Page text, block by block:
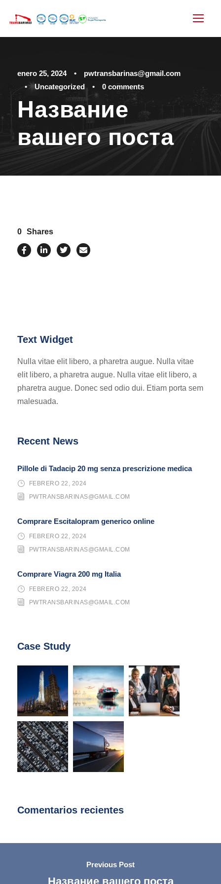
enero 25, 2024 •
pwtransbarinas@gmail.com
•
Uncategorized • 0 comments
Название
вашего поста
0 Shares
Text Widget
Nulla vitae elit libero, a pharetra augue. Nulla vitae
elit libero, a pharetra augue. Nulla vitae elit libero, a
pharetra augue. Donec sed odio dui. Etiam porta sem
malesuada.
Recent News
Pillole di Tadacip 20 mg senza prescrizione medica
FEBRERO 22, 2024
PWTRANSBARINAS@GMAIL.COM
Comprare Escitalopram generico online
FEBRERO 22, 2024
PWTRANSBARINAS@GMAIL.COM
Comprare Viagra 200 mg Italia
FEBRERO 22, 2024
PWTRANSBARINAS@GMAIL.COM
Case Study
Comentarios recientes
Previous Post
Название вашего поста